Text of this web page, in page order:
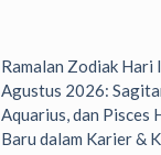
Ramalan Zodiak Hari
Agustus 2026:
Aquarius, dan Pisces
Baru dalam Karier &